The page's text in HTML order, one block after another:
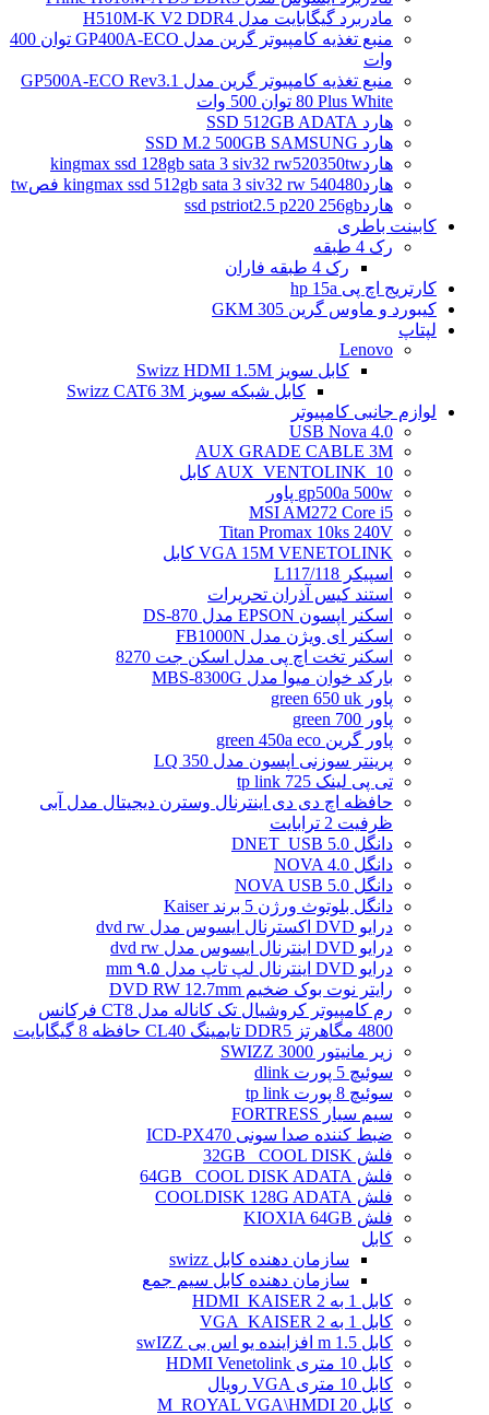
مادربرد گیگابایت مدل H510M-K V2 DDR4
منبع تغذیه کامپیوتر گرین مدل GP400A-ECO توان 400
وات
منبع تغذیه کامپیوتر گرین مدل GP500A-ECO Rev3.1
80 Plus White توان 500 وات
هارد SSD 512GB ADATA
هارد SSD M.2 500GB SAMSUNG
هاردkingmax ssd 128gb sata 3 siv32 rw520350tw
هاردkingmax ssd 512gb sata 3 siv32 rw 540480 فصtw
هاردssd pstriot2.5 p220 256gb
کابینت باطری
رک 4 طبقه
رک 4 طبقه فاران
کارتریج اچ پی hp 15a
کیبورد و ماوس گرین GKM 305
لپتاپ
Lenovo
کابل سویز Swizz HDMI 1.5M
کابل شبکه سویز Swizz CAT6 3M
لوازم جانبی کامپیوتر
4.0 USB Nova
AUX GRADE CABLE 3M
AUX_VENTOLINK_10 کابل
gp500a 500w پاور
MSI AM272 Core i5
Titan Promax 10ks 240V
VGA 15M VENETOLINK کابل
اسپیکر L117/118
استند کیس آذران تحریرات
اسکنر اپسون EPSON مدل DS-870
اسکنر ای ویژن مدل FB1000N
اسکنر تخت اچ پی مدل اسکن جت 8270
بارکد خوان میوا مدل MBS-8300G
پاور green 650 uk
پاور green 700
پاور گرین green 450a eco
پرینتر سوزنی اپسون مدل LQ 350
تی پی لینک tp link 725
حافظه اچ دی دی اینترنال وسترن دیجیتال مدل آبی
ظرفیت 2 ترابایت
دانگل DNET_USB 5.0
دانگل NOVA 4.0
دانگل NOVA USB 5.0
دانگل بلوتوث ورژن 5 برند Kaiser
درایو DVD اکسترنال ایسوس مدل dvd rw
درایو DVD اینترنال ایسوس مدل dvd rw
درایو DVD اینترنال لپ تاپ مدل ۹.۵ mm
رایتر نوت بوک ضخیم DVD RW 12.7mm
رم کامپیوتر کروشیال تک کاناله مدل CT8 فرکانس
4800 مگاهرتز DDR5 تایمینگ CL40 حافظه 8 گیگابایت
زیر مانیتور SWIZZ 3000
سوئیچ 5 پورت dlink
سوئیچ 8 پورت tp link
سیم سیار FORTRESS
ضبط کننده صدا سونی ICD-PX470
فلش 32GB _COOL DISK
فلش 64GB _COOL DISK ADATA
فلش COOLDISK 128G ADATA
فلش KIOXIA 64GB
کابل
سازمان دهنده کابل swizz
سازمان دهنده کابل سیم جمع
کابل 1 به 2 HDMI_KAISER
کابل 1 به 2 VGA_KAISER
کابل 1.5 m افزاینده یو اس بی swIZZ
کابل 10 متری HDMI Venetolink
کابل 10 متری VGA رویال
کابل 20 M_ROYAL VGA\HMDI